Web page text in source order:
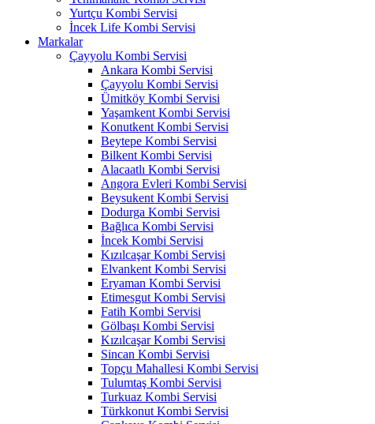
Yurtçu Kombi Servisi
İncek Life Kombi Servisi
Markalar
Çayyolu Kombi Servisi
Ankara Kombi Servisi
Çayyolu Kombi Servisi
Ümitköy Kombi Servisi
Yaşamkent Kombi Servisi
Konutkent Kombi Servisi
Beytepe Kombi Servisi
Bilkent Kombi Servisi
Alacaatlı Kombi Servisi
Angora Evleri Kombi Servisi
Beysukent Kombi Servisi
Dodurga Kombi Servisi
Bağlıca Kombi Servisi
İncek Kombi Servisi
Kızılcaşar Kombi Servisi
Elvankent Kombi Servisi
Eryaman Kombi Servisi
Etimesgut Kombi Servisi
Fatih Kombi Servisi
Gölbaşı Kombi Servisi
Kızılcaşar Kombi Servisi
Sincan Kombi Servisi
Topçu Mahallesi Kombi Servisi
Tulumtaş Kombi Servisi
Turkuaz Kombi Servisi
Türkkonut Kombi Servisi